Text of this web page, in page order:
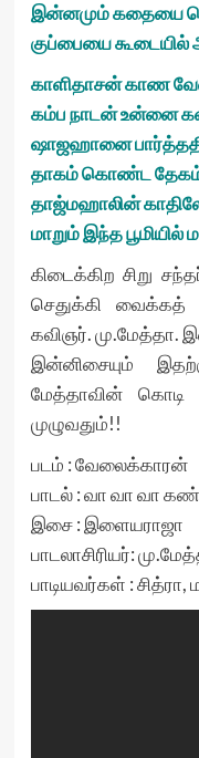
இன்னமும் கதையை
குப்பையை கூடையில்
காளிதாசன் காண
கம்ப நாடன் உன்னை
ஷாஜஹானை
தாகம் கொண்ட தேகம்
தாஜ்மஹாலின்
மாறும் இந்த
கிடைக்கிற சிறு
செதுக்கி வைக்கத்
கவிஞர்.
இன்னிசையும்
மேத்தாவின்
முழுவதும்!!
படம் : வேலைக்காரன்
பாடல் : வா வா வா
இசை : இளையராஜா
பாடலாசிரியர்:
பாடியவர்கள் :